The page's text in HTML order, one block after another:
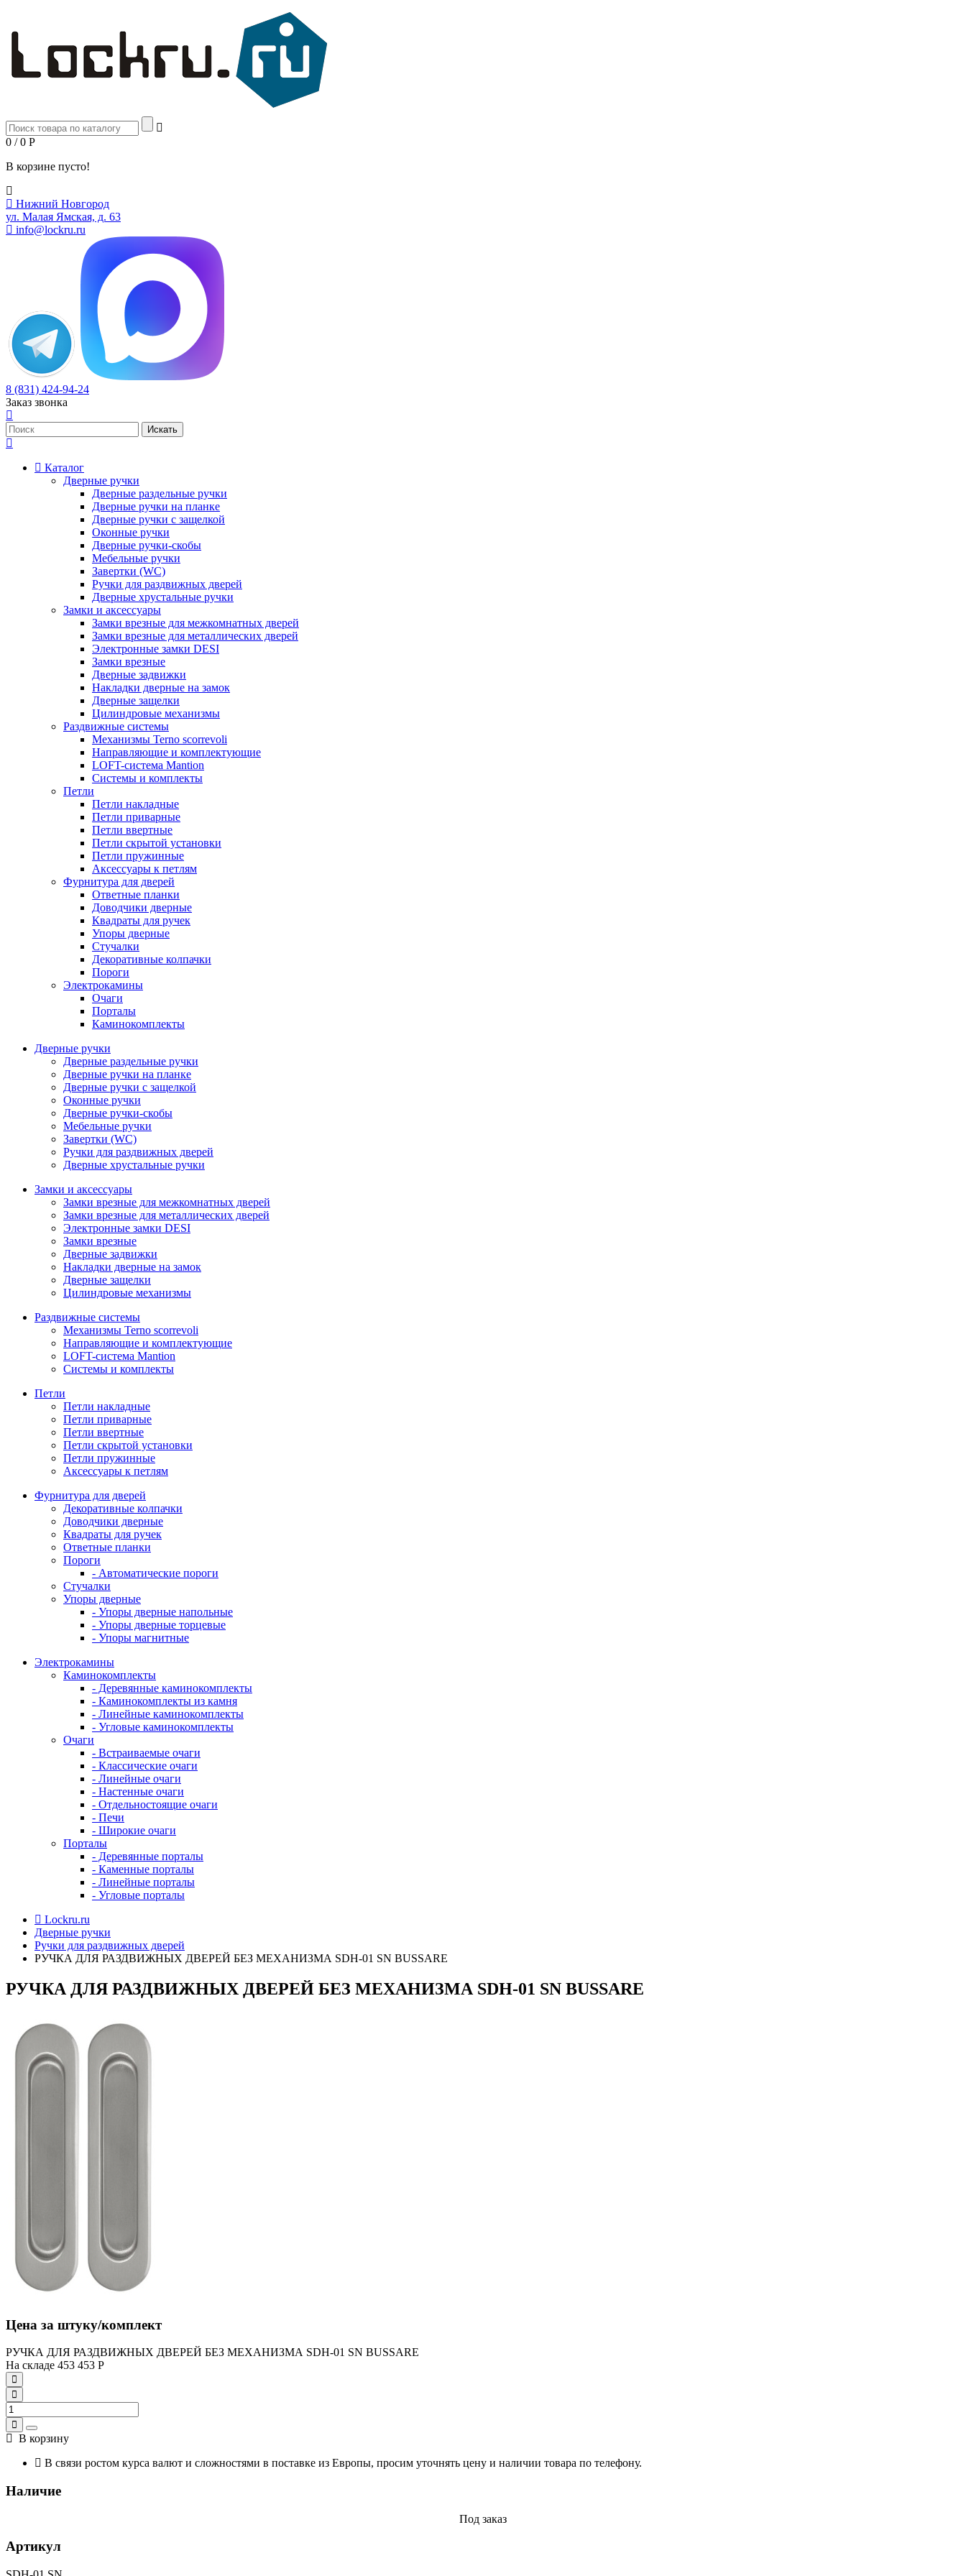
0 / 0 Р
В корзине пусто!
Нижний Новгород
ул. Малая Ямская, д. 63
info@lockru.ru
8 (831) 424-94-24
Заказ звонка
Каталог
Дверные ручки
Дверные раздельные ручки
Дверные ручки на планке
Дверные ручки с защелкой
Оконные ручки
Дверные ручки-скобы
Мебельные ручки
Завертки (WC)
Ручки для раздвижных дверей
Дверные хрустальные ручки
Замки и аксессуары
Замки врезные для межкомнатных дверей
Замки врезные для металлических дверей
Электронные замки DESI
Замки врезные
Дверные задвижки
Накладки дверные на замок
Дверные защелки
Цилиндровые механизмы
Раздвижные системы
Механизмы Terno scorrevoli
Направляющие и комплектующие
LOFT-cистема Mantion
Системы и комплекты
Петли
Петли накладные
Петли приварные
Петли ввертные
Петли скрытой установки
Петли пружинные
Аксессуары к петлям
Фурнитура для дверей
Ответные планки
Доводчики дверные
Квадраты для ручек
Упоры дверные
Стучалки
Декоративные колпачки
Пороги
Электрокамины
Очаги
Порталы
Каминокомплекты
Дверные ручки
Дверные раздельные ручки
Дверные ручки на планке
Дверные ручки с защелкой
Оконные ручки
Дверные ручки-скобы
Мебельные ручки
Завертки (WC)
Ручки для раздвижных дверей
Дверные хрустальные ручки
Замки и аксессуары
Замки врезные для межкомнатных дверей
Замки врезные для металлических дверей
Электронные замки DESI
Замки врезные
Дверные задвижки
Накладки дверные на замок
Дверные защелки
Цилиндровые механизмы
Раздвижные системы
Механизмы Terno scorrevoli
Направляющие и комплектующие
LOFT-cистема Mantion
Системы и комплекты
Петли
Петли накладные
Петли приварные
Петли ввертные
Петли скрытой установки
Петли пружинные
Аксессуары к петлям
Фурнитура для дверей
Декоративные колпачки
Доводчики дверные
Квадраты для ручек
Ответные планки
Пороги
- Автоматические пороги
Стучалки
Упоры дверные
- Упоры дверные напольные
- Упоры дверные торцевые
- Упоры магнитные
Электрокамины
Каминокомплекты
- Деревянные каминокомплекты
- Каминокомплекты из камня
- Линейные каминокомплекты
- Угловые каминокомплекты
Очаги
- Встраиваемые очаги
- Классические очаги
- Линейные очаги
- Настенные очаги
- Отдельностоящие очаги
- Печи
- Широкие очаги
Порталы
- Деревянные порталы
- Каменные порталы
- Линейные порталы
- Угловые порталы
Lockru.ru
Дверные ручки
Ручки для раздвижных дверей
РУЧКА ДЛЯ РАЗДВИЖНЫХ ДВЕРЕЙ БЕЗ МЕХАНИЗМА SDH-01 SN BUSSARE
РУЧКА ДЛЯ РАЗДВИЖНЫХ ДВЕРЕЙ БЕЗ МЕХАНИЗМА SDH-01 SN BUSSARE
Цена за штуку/комплект
РУЧКА ДЛЯ РАЗДВИЖНЫХ ДВЕРЕЙ БЕЗ МЕХАНИЗМА SDH-01 SN BUSSARE
На складе 453 453 Р
В корзину
В связи ростом курса валют и сложностями в поставке из Европы, просим уточнять цену и наличии товара по телефону.
Наличие
Под заказ
Артикул